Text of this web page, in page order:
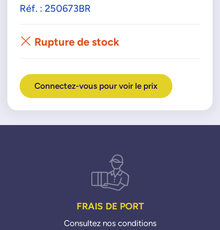
Réf. : 250673BR
Rupture de stock
Connectez-vous pour voir le prix
FRAIS DE PORT
Consultez nos conditions